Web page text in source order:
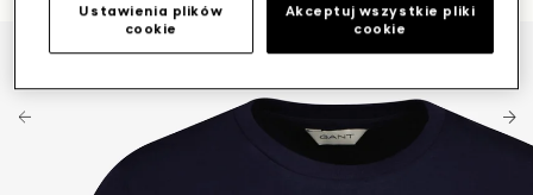
Otwórz
media
Ustawienia plików
cookie
Akceptuj wszystkie pliki
cookie